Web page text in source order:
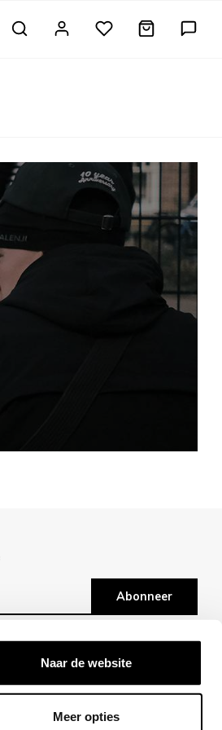
Naar de website
Meer opties
Abonneer